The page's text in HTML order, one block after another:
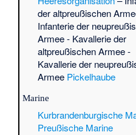
der altpreußischen
Infanterie der
Armee- Kavallerie der
altpreußischen Armee-
Kavallerie der
Armee Pickelhaube
Marine
Kurbrandenburgische
Preußische Marine